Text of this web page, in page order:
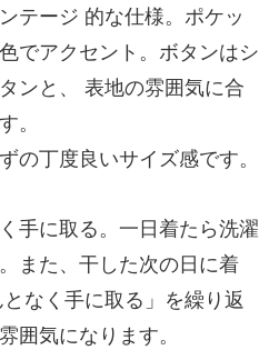
テージ 的な仕様。ポケッ
でアクセント。ボタンはシ
ンと、 表地の雰囲気に合
。
の丁度良いサイズ感です。
手に取る。一日着たら洗濯
また、干した次の日に着
なく手に取る」を繰り返
囲気になります。